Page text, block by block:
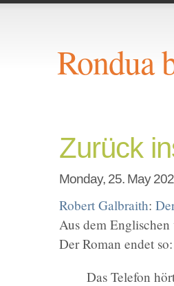
Rondua
Zurück
Monday, 25. May
Robert Galbraith:
Aus dem
Der Roman endet so:
Das Telefon